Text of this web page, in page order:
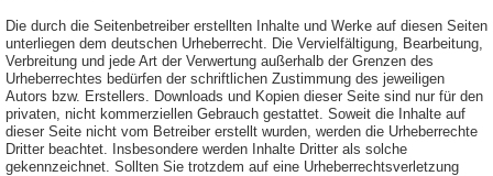
Die durch die Seitenbetreiber erstellten Inhalte und Werke auf diesen Seiten
unterliegen dem deutschen Urheberrecht. Die Vervielfältigung, Bearbeitung,
Verbreitung und jede Art der Verwertung außerhalb der Grenzen des
Urheberrechtes bedürfen der schriftlichen Zustimmung des jeweiligen
Autors bzw. Erstellers. Downloads und Kopien dieser Seite sind nur für den
privaten, nicht kommerziellen Gebrauch gestattet. Soweit die Inhalte auf
dieser Seite nicht vom Betreiber erstellt wurden, werden die Urheberrechte
Dritter beachtet. Insbesondere werden Inhalte Dritter als solche
gekennzeichnet. Sollten Sie trotzdem auf eine Urheberrechtsverletzung